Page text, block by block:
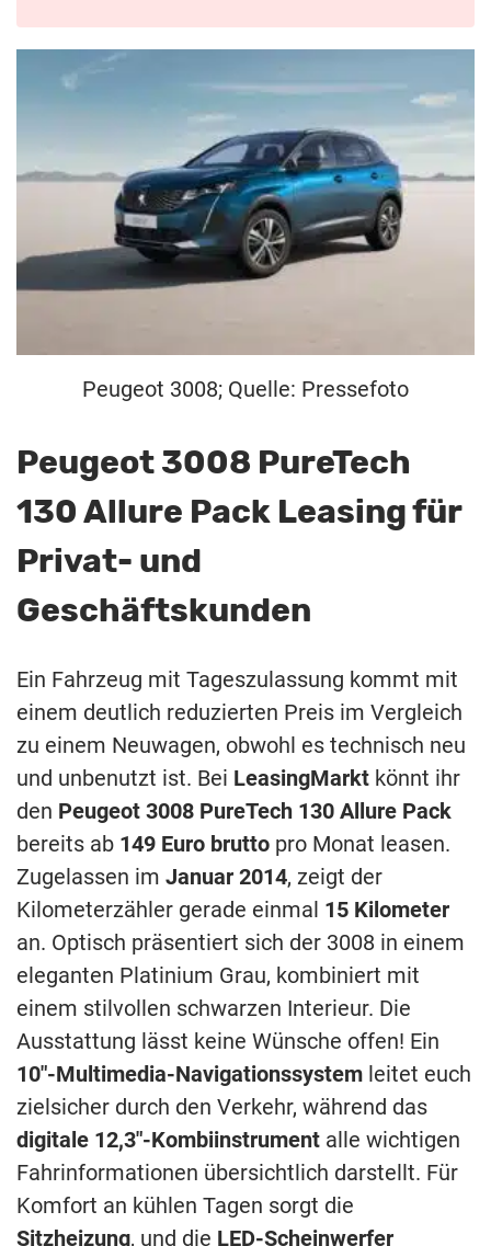
Peugeot 3008; Quelle: Pressefoto
Peugeot 3008 PureTech
130 Allure Pack Leasing für
Privat- und
Geschäftskunden
Ein Fahrzeug mit Tageszulassung kommt mit
einem deutlich reduzierten Preis im Vergleich
zu einem Neuwagen, obwohl es technisch neu
und unbenutzt ist. Bei LeasingMarkt könnt ihr
den Peugeot 3008 PureTech 130 Allure Pack
bereits ab 149 Euro brutto pro Monat leasen.
Zugelassen im Januar 2014, zeigt der
Kilometerzähler gerade einmal 15 Kilometer
an. Optisch präsentiert sich der 3008 in einem
eleganten Platinium Grau, kombiniert mit
einem stilvollen schwarzen Interieur. Die
Ausstattung lässt keine Wünsche offen! Ein
10″-Multimedia-Navigationssystem leitet euch
zielsicher durch den Verkehr, während das
digitale 12,3″-Kombiinstrument alle wichtigen
Fahrinformationen übersichtlich darstellt. Für
Komfort an kühlen Tagen sorgt die
Sitzheizung, und die LED-Scheinwerfer